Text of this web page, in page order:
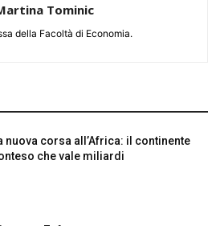
Tominic
della Facoltà di Economia.
nuova corsa all’Africa: il continente
che vale miliardi